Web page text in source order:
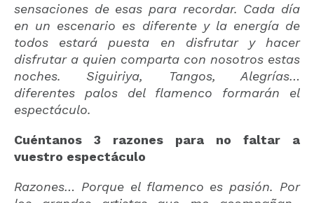
sensaciones de esas para recordar. Cada día
en un escenario es diferente y la energía de
todos estará puesta en disfrutar y hacer
disfrutar a quien comparta con nosotros estas
noches. Siguiriya, Tangos, Alegrías…
diferentes palos del flamenco formarán el
espectáculo.
Cuéntanos 3 razones para no faltar a
vuestro espectáculo
Razones… Porque el flamenco es pasión. Por